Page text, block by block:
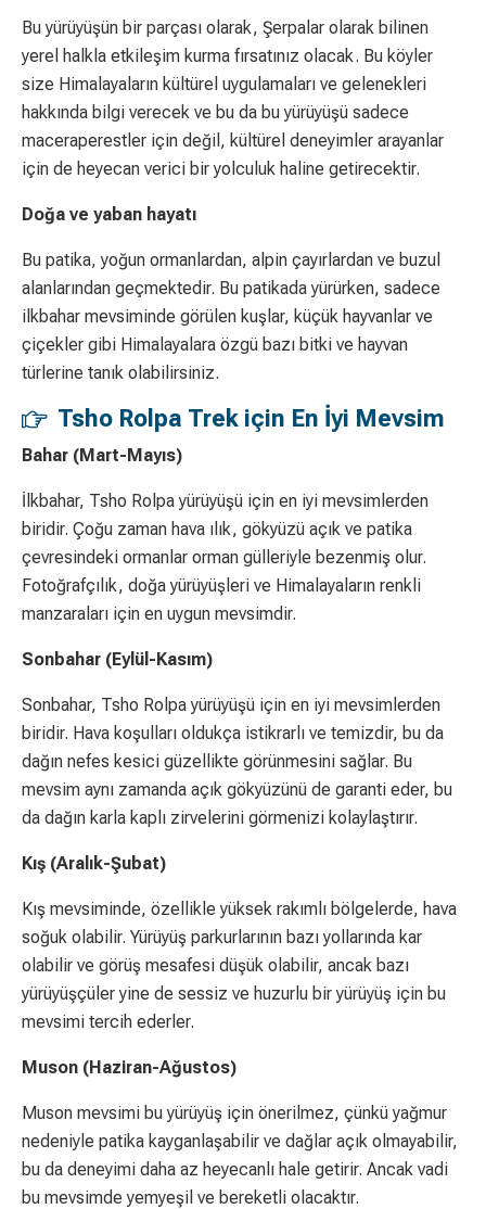
Bu yürüyüşün bir parçası olarak, Şerpalar olarak bilinen
yerel halkla etkileşim kurma fırsatınız olacak. Bu köyler
size Himalayaların kültürel uygulamaları ve gelenekleri
hakkında bilgi verecek ve bu da bu yürüyüşü sadece
maceraperestler için değil, kültürel deneyimler arayanlar
için de heyecan verici bir yolculuk haline getirecektir.
Doğa ve yaban hayatı
Bu patika, yoğun ormanlardan, alpin çayırlardan ve buzul
alanlarından geçmektedir. Bu patikada yürürken, sadece
ilkbahar mevsiminde görülen kuşlar, küçük hayvanlar ve
çiçekler gibi Himalayalara özgü bazı bitki ve hayvan
türlerine tanık olabilirsiniz.
Tsho Rolpa Trek için En İyi Mevsim
Bahar (Mart-Mayıs)
İlkbahar, Tsho Rolpa yürüyüşü için en iyi mevsimlerden
biridir. Çoğu zaman hava ılık, gökyüzü açık ve patika
çevresindeki ormanlar orman gülleriyle bezenmiş olur.
Fotoğrafçılık, doğa yürüyüşleri ve Himalayaların renkli
manzaraları için en uygun mevsimdir.
Sonbahar (Eylül-Kasım)
Sonbahar, Tsho Rolpa yürüyüşü için en iyi mevsimlerden
biridir. Hava koşulları oldukça istikrarlı ve temizdir, bu da
dağın nefes kesici güzellikte görünmesini sağlar. Bu
mevsim aynı zamanda açık gökyüzünü de garanti eder, bu
da dağın karla kaplı zirvelerini görmenizi kolaylaştırır.
Kış (Aralık-Şubat)
Kış mevsiminde, özellikle yüksek rakımlı bölgelerde, hava
soğuk olabilir. Yürüyüş parkurlarının bazı yollarında kar
olabilir ve görüş mesafesi düşük olabilir, ancak bazı
yürüyüşçüler yine de sessiz ve huzurlu bir yürüyüş için bu
mevsimi tercih ederler.
Muson (Haziran-Ağustos)
Muson mevsimi bu yürüyüş için önerilmez, çünkü yağmur
nedeniyle patika kayganlaşabilir ve dağlar açık olmayabilir,
bu da deneyimi daha az heyecanlı hale getirir. Ancak vadi
bu mevsimde yemyeşil ve bereketli olacaktır.